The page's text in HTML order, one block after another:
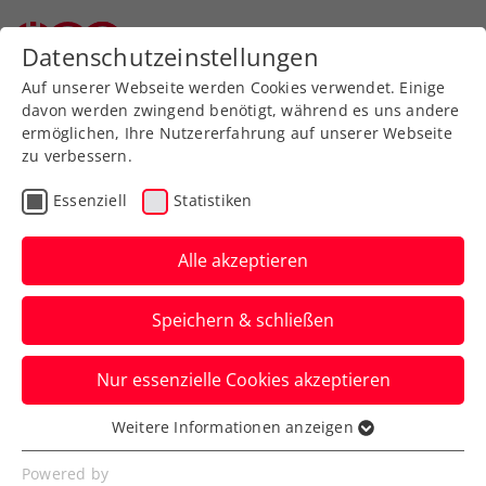
AllgemeineKlasse
Jugend
SeniorInnen
Meisterschaft wählen
Bundesliga 2024 / Herren 55
Datenschutzeinstellungen
Auf unserer Webseite werden Cookies verwendet. Einige
davon werden zwingend benötigt, während es uns andere
ermöglichen, Ihre Nutzererfahrung auf unserer Webseite
zu verbessern.
Essenziell Statistiken
Alle akzeptieren
Speichern & schließen
Nur essenzielle Cookies akzeptieren
Essenziell
Essenzielle Cookies werden für grundlegende
Weitere Informationen anzeigen
Powered by